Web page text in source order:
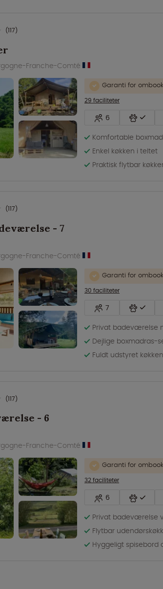
(117)
Franche-Comté
Garanti for
29 faciliteter
6
Komfortable
Enkel køkken i teltet
Praktisk flytbar
(117)
- 7
Franche-Comté
Garanti for
30 faciliteter
7
Privat badeværelse
Dejlige boxmadras-
Fuldt udstyret køkken
(117)
- 6
Franche-Comté
Garanti for
32 faciliteter
6
Privat badeværelse
Flytbar
Hyggeligt